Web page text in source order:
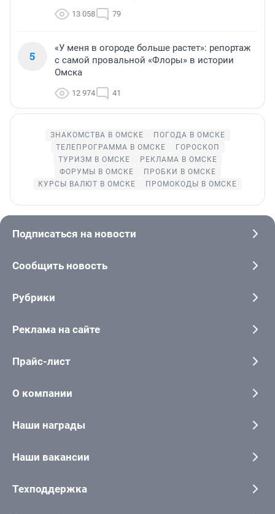
13 058 79
5
«У меня в огороде больше растет»: репортаж
с самой провальной «Флоры» в истории
Омска
12 974 41
ЗНАКОМСТВА В ОМСКЕ
ПОГОДА В ОМСКЕ
ТЕЛЕПРОГРАММА В ОМСКЕ
ГОРОСКОП
ТУРИЗМ В ОМСКЕ
РЕКЛАМА В ОМСКЕ
ФОРУМЫ В ОМСКЕ
ПРОБКИ В ОМСКЕ
КУРСЫ ВАЛЮТ В ОМСКЕ
ПРОМОКОДЫ В ОМСКЕ
Подписаться на новости
Сообщить новость
Рубрики
Реклама на сайте
Прайс-лист
О компании
Наши награды
Наши вакансии
Техподдержка